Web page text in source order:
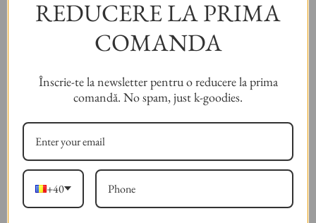
Crăciunul înseamnă lumină, surprize calde și momente
frumoase alături de cei dragi. Nu lăsa stresul livrărilor să îți fure
magia. Alege o soluție elegantă, rapidă și plină de inspirație.
Cumpără cardul cadou acum!
Diana
REDUCERE LA PRIMA
COMANDA
Înscrie-te la newsletter pentru o reducere la prima
comandă. No spam, just k-goodies.
+40